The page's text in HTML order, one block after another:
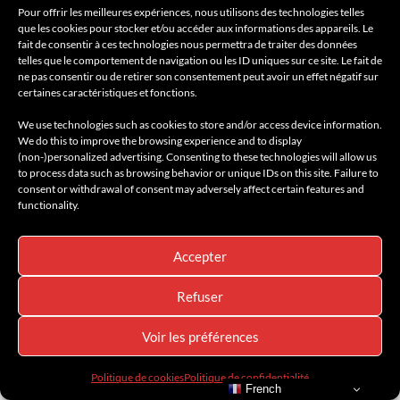
Pour offrir les meilleures expériences, nous utilisons des technologies telles
que les cookies pour stocker et/ou accéder aux informations des appareils. Le
fait de consentir à ces technologies nous permettra de traiter des données
telles que le comportement de navigation ou les ID uniques sur ce site. Le fait de
ne pas consentir ou de retirer son consentement peut avoir un effet négatif sur
certaines caractéristiques et fonctions.
We use technologies such as cookies to store and/or access device information.
We do this to improve the browsing experience and to display
(non-)personalized advertising. Consenting to these technologies will allow us
to process data such as browsing behavior or unique IDs on this site. Failure to
consent or withdrawal of consent may adversely affect certain features and
functionality.
Accepter
Refuser
Voir les préférences
Politique de cookiesPolitique de confidentialité
conjuguant sens du lieu et culture du détail. Il a
notamment contribué à l’Hôtel YAC Clichy, au
MGallery Grand Hôtel Beauvau Marseille ou encore
au Mercure Luxembourg. Diplômé de LISAA Paris, il
cultive un goût certain pour les atmosphères
travaillées et les matériaux singuliers. Balance
contemplatif, il affectionne la pierre de lave émaillée,
la céramique et le bois – des matières brutes,
design épouse la lumière, comme Little Green Bay à
Split ou l’île de Cythère, douce et minérale.
Amandine Haussy
French